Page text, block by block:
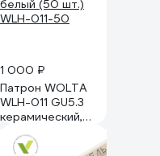
1 000 ₽
Патрон WOLTA
WLH-011 GU5.3
керамический,
белый (50 шт.)
WLH-011-50